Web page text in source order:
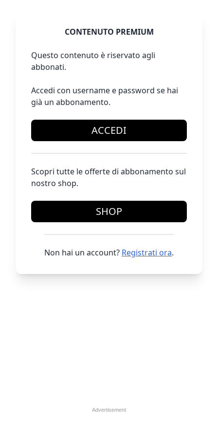
CONTENUTO PREMIUM
Questo contenuto è riservato agli
abbonati.
Accedi con username e password se hai
già un abbonamento.
ACCEDI
Scopri tutte le offerte di abbonamento sul
nostro shop.
SHOP
Non hai un account? Registrati ora.